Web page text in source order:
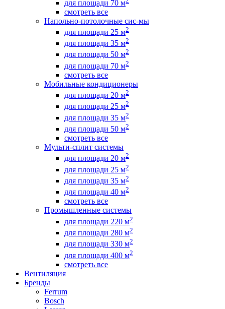
для площади 70 м
смотреть все
Напольно-потолочные сис-мы
для площади 25 м2
для площади 35 м2
для площади 50 м2
для площади 70 м2
смотреть все
Мобильные кондиционеры
для площади 20 м2
для площади 25 м2
для площади 35 м2
для площади 50 м2
смотреть все
Мульти-сплит системы
для площади 20 м2
для площади 25 м2
для площади 35 м2
для площади 40 м2
смотреть все
Промышленные системы
для площади 220 м2
для площади 280 м2
для площади 330 м2
для площади 400 м2
смотреть все
Вентиляция
Бренды
Ferrum
Bosch